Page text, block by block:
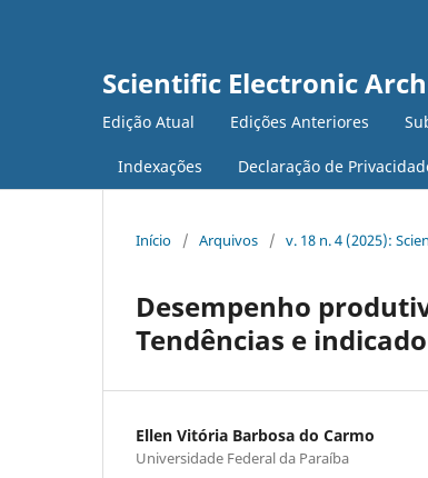
Scientific Electronic
Edição Atual Edições Anteriores
Indexações Declaração de
Início / Arquivos / v. 18 n. 4 (2025):
Desempenho
Tendências e
Ellen Vitória Barbosa do Carmo
Universidade Federal da Paraíba